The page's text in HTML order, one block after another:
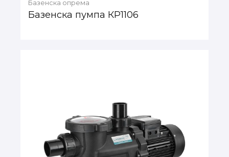
Базенска опрема
Базенска пумпа КР1106